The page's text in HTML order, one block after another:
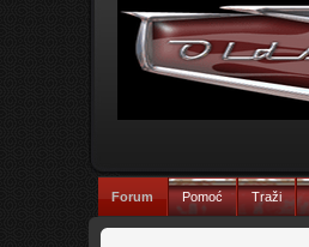
Forum Pomoć Traži